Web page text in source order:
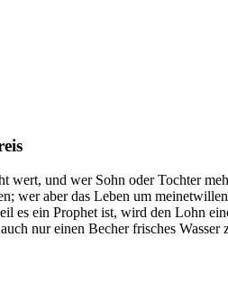
wert, und wer Sohn oder Tochter
wer aber das Leben um
es ein Prophet ist, wird den Lohn
nur einen Becher frisches